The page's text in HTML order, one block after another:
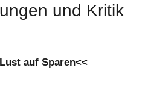
und Kritik
auf Sparen<<